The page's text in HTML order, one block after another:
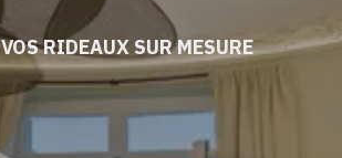
VOS RIDEAUX SUR MESURE